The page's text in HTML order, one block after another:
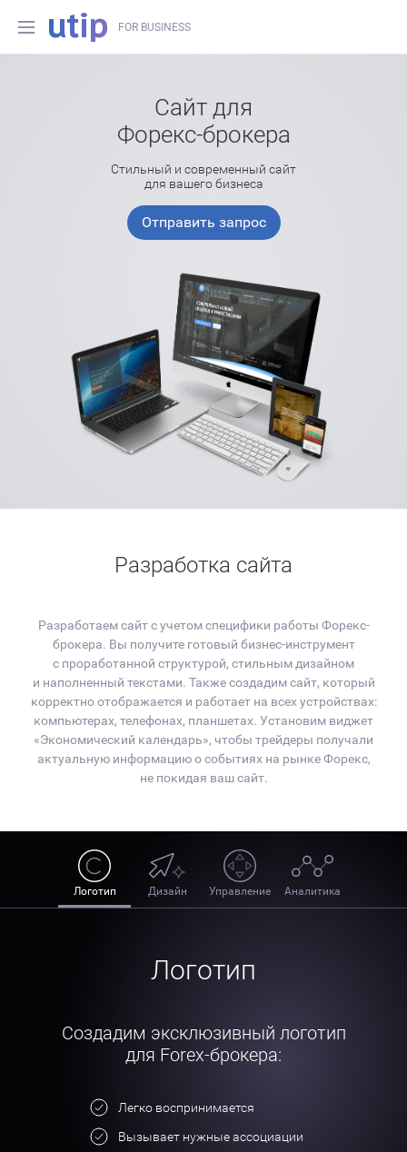
FOR BUSINESS
Сайт для
Форекс-брокера
Стильный и современный сайт
для вашего бизнеса
Отправить запрос
Разработка сайта
Разработаем сайт с учетом специфики работы Форекс-
брокера. Вы получите готовый бизнес-инструмент
с проработанной структурой, стильным дизайном
и наполненный текстами. Также создадим сайт, который
корректно отображается и работает на всех устройствах:
компьютерах, телефонах, планшетах. Установим виджет
«Экономический календарь», чтобы трейдеры получали
актуальную информацию о событиях на рынке Форекс,
не покидая ваш сайт.
Логотип Дизайн Управление Аналитика
Логотип
Создадим эксклюзивный логотип
для Forex-брокера:
Легко воспринимается
Вызывает нужные ассоциации